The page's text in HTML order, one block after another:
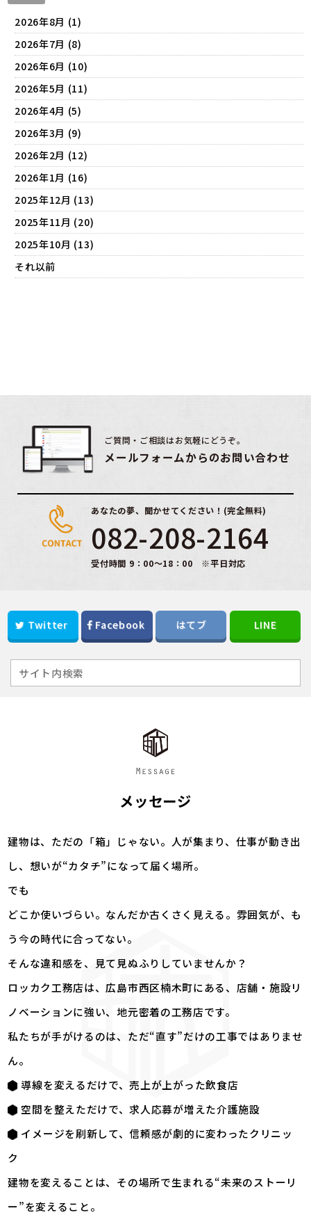
2026年8月 (1)
2026年7月 (8)
2026年6月 (10)
2026年5月 (11)
2026年4月 (5)
2026年3月 (9)
2026年2月 (12)
2026年1月 (16)
2025年12月 (13)
2025年11月 (20)
2025年10月 (13)
それ以前
ご質問・ご相談はお気軽にどうぞ。
メールフォームからのお問い合わせ
あなたの夢、聞かせてください！(完全無料)
082-208-2164
受付時間 9：00～18：00 ※平日対応
Twitter Facebook はてブ LINE
メッセージ
建物は、ただの「箱」じゃない。人が集まり、仕事が動き出
し、想いが“カタチ”になって届く場所。
でも――
どこか使いづらい。なんだか古くさく見える。雰囲気が、も
う今の時代に合ってない。
そんな違和感を、見て見ぬふりしていませんか？
ロッカク工務店は、広島市西区楠木町にある、店舗・施設リ
ノベーションに強い、地元密着の工務店です。
私たちが手がけるのは、ただ“直す”だけの工事ではありませ
ん。
導線を変えるだけで、売上が上がった飲食店
空間を整えただけで、求人応募が増えた介護施設
イメージを刷新して、信頼感が劇的に変わったクリニッ
ク
建物を変えることは、その場所で生まれる“未来のストーリ
ー”を変えること。